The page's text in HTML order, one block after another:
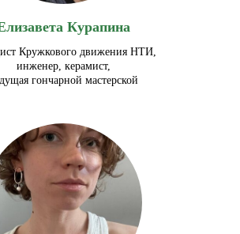
Курапина
Кружкового движения НТИ,
инженер, керамист,
гончарной мастерской